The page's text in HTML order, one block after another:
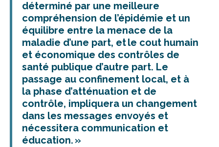
déterminé par une meilleure
compréhension de l’épidémie et un
équilibre entre la menace de la
maladie d’une part, et le cout humain
et économique des contrôles de
santé publique d’autre part. Le
passage au confinement local, et à
la phase d’atténuation et de
contrôle, impliquera un changement
dans les messages envoyés et
nécessitera communication et
éducation. »